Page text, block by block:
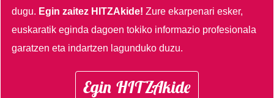
dugu. Egin zaitez HITZAkide!Zure ekarpenari esker,
euskaratik eginda dagoen tokiko informazio profesionala
garatzen eta indartzen lagunduko duzu.
Egin HITZAkide